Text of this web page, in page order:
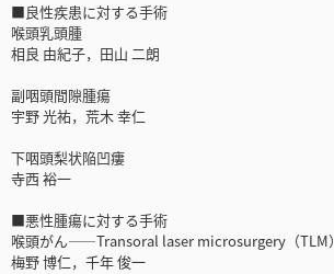
■良性疾患に対する手術
喉頭乳頭腫
相良 由紀子，田山 二朗
副咽頭間隙腫瘍
宇野 光祐，荒木 幸仁
下咽頭梨状陥凹瘻
寺西 裕一
■悪性腫瘍に対する手術
喉頭がん――Transoral laser microsurgery（TLM）
梅野 博仁，千年 俊一